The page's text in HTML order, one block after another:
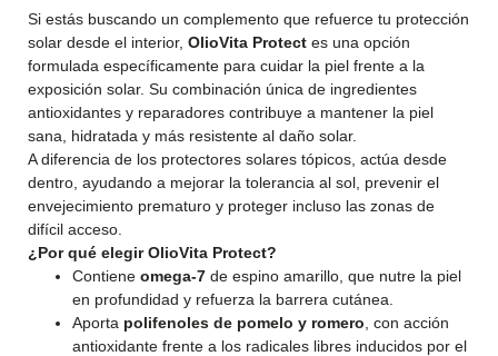
Si estás buscando un complemento que refuerce tu protección
solar desde el interior, OlioVita Protect es una opción
formulada específicamente para cuidar la piel frente a la
exposición solar. Su combinación única de ingredientes
antioxidantes y reparadores contribuye a mantener la piel
sana, hidratada y más resistente al daño solar.
A diferencia de los protectores solares tópicos, actúa desde
dentro, ayudando a mejorar la tolerancia al sol, prevenir el
envejecimiento prematuro y proteger incluso las zonas de
difícil acceso.
¿Por qué elegir OlioVita Protect?
Contiene omega-7 de espino amarillo, que nutre la piel
en profundidad y refuerza la barrera cutánea.
Aporta polifenoles de pomelo y romero , con acción
antioxidante frente a los radicales libres inducidos por el